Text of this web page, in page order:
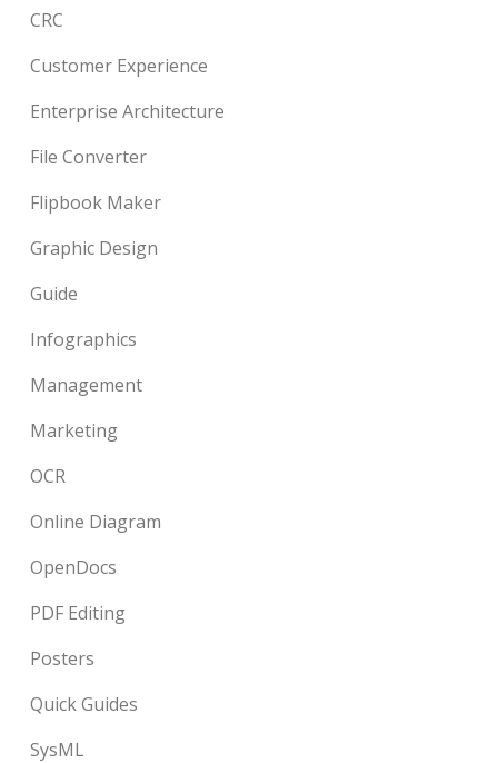
CRC
Customer Experience
Enterprise Architecture
File Converter
Flipbook Maker
Graphic Design
Guide
Infographics
Management
Marketing
OCR
Online Diagram
OpenDocs
PDF Editing
Posters
Quick Guides
SysML